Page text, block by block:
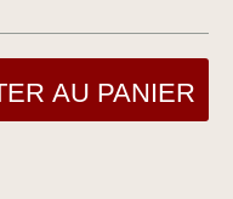
AU PANIER